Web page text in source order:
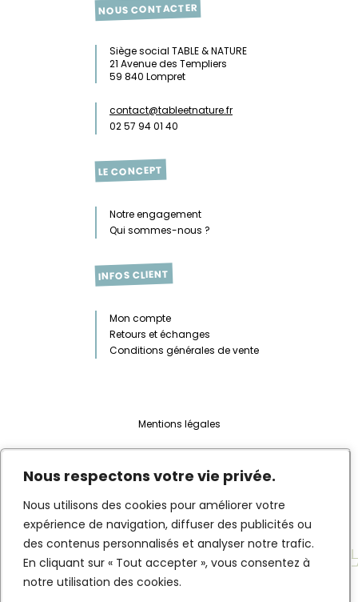
Nous respectons votre vie privée.
Nous utilisons des cookies pour améliorer votre
expérience de navigation, diffuser des publicités ou
des contenus personnalisés et analyser notre trafic.
En cliquant sur « Tout accepter », vous consentez à
notre utilisation des cookies.
NOUS CONTACTER
Siège social TABLE & NATURE
21 Avenue des Templiers
59 840 Lompret
contact@tableetnature.fr
02 57 94 01 40
LE CONCEPT
Notre engagement
Qui sommes-nous ?
INFOS CLIENT
Mon compte
Retours et échanges
Conditions générales de vente
Mentions légales
Web design :Marie Sutra
Développement & intégration : Habile